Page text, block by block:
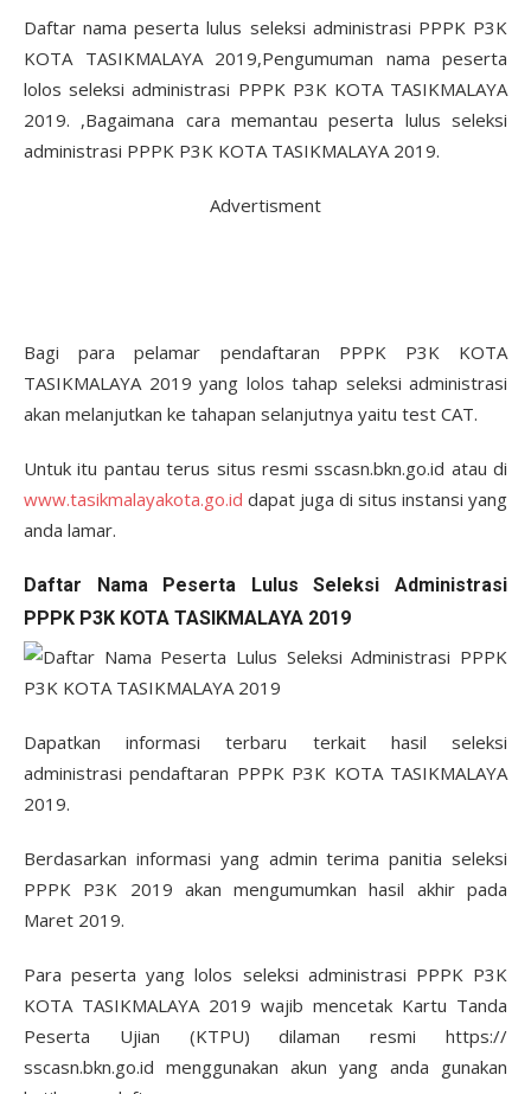
Daftar nama peserta lulus seleksi administrasi PPPK P3K
KOTA TASIKMALAYA 2019,Pengumuman nama peserta
lolos seleksi administrasi PPPK P3K KOTA TASIKMALAYA
2019. ,Bagaimana cara memantau peserta lulus seleksi
administrasi PPPK P3K KOTA TASIKMALAYA 2019.
Advertisment
Bagi para pelamar pendaftaran PPPK P3K KOTA
TASIKMALAYA 2019 yang lolos tahap seleksi administrasi
akan melanjutkan ke tahapan selanjutnya yaitu test CAT.
Untuk itu pantau terus situs resmi sscasn.bkn.go.id atau di
www.tasikmalayakota.go.id dapat juga di situs instansi yang
anda lamar.
Daftar Nama Peserta Lulus Seleksi Administrasi
PPPK P3K KOTA TASIKMALAYA 2019
Dapatkan informasi terbaru terkait hasil seleksi
administrasi pendaftaran PPPK P3K KOTA TASIKMALAYA
2019.
Berdasarkan informasi yang admin terima panitia seleksi
PPPK P3K 2019 akan mengumumkan hasil akhir pada
Maret 2019.
Para peserta yang lolos seleksi administrasi PPPK P3K
KOTA TASIKMALAYA 2019 wajib mencetak Kartu Tanda
Peserta Ujian (KTPU) dilaman resmi https://
sscasn.bkn.go.id menggunakan akun yang anda gunakan